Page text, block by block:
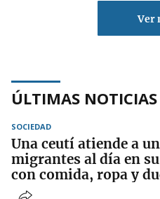
Ver
ÚLTIMAS NOTICIAS
SOCIEDAD
Una ceutí atiende a
migrantes al día en
con comida, ropa y